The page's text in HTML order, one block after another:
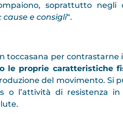
soprattutto
cause e consigli“.
toccasana per
le proprie caratteristiche
del movimento. Si
l’attività di resistenza